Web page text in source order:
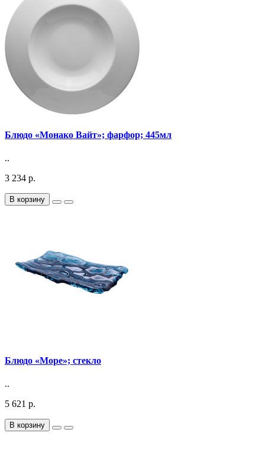
Блюдо «Монако Вайт»; фарфор; 445мл
..
3 234 р.
В корзину
Блюдо «Море»; стекло
..
5 621 р.
В корзину